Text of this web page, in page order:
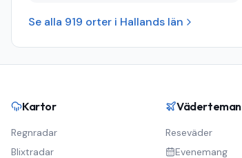
Se alla 919 orter i Hallands län
Kartor
Regnradar
Blixtradar
Väderteman
Reseväder
Evenemang